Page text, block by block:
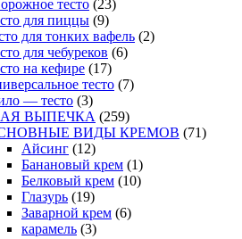
тесто (23)
для пиццы (9)
для тонких вафель (2)
для чебуреков (6)
на кефире (17)
тесто (7)
— тесто (3)
ВЫПЕЧКА (259)
ВИДЫ КРЕМОВ (71)
Айсинг (12)
Банановый крем (1)
Белковый крем (10)
Глазурь (19)
Заварной крем (6)
карамель (3)